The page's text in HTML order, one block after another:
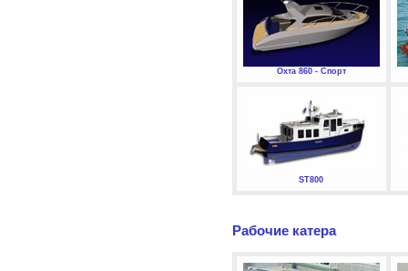
Охта 860 - Спорт
ST800
Рабочие катера